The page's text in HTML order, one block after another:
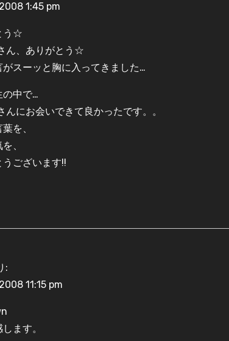
1:45 pm
う☆
ん、ありがとう☆
がスーッと胸に入ってきました…
の中で…
んにお会いできて良かったです。。
を、
、
うございます!!
:
11:15 pm
ます。